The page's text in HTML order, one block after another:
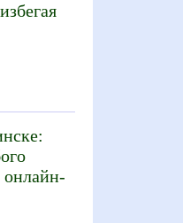
онлайн-